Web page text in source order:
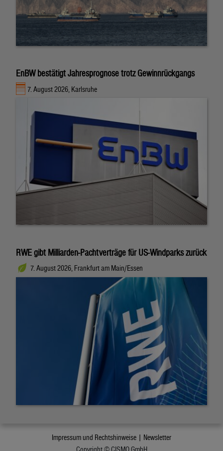
EnBW bestätigt Jahresprognose trotz Gewinnrückgangs
7. August 2026, Karlsruhe
RWE gibt Milliarden-Pachtverträge für US-Windparks zurück
7. August 2026, Frankfurt am Main/Essen
Impressum und Rechtshinweise | Newsletter
Copyright © CISMO GmbH